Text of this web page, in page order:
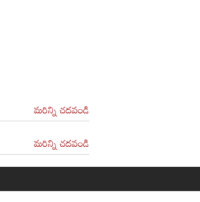
మరిన్ని చదవండి
మరిన్ని చదవండి